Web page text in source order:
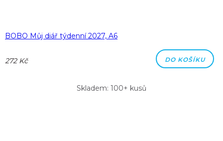
BOBO Můj diář týdenní 2027, A6
272 Kč DO KOŠÍKU
Skladem: 100+ kusů